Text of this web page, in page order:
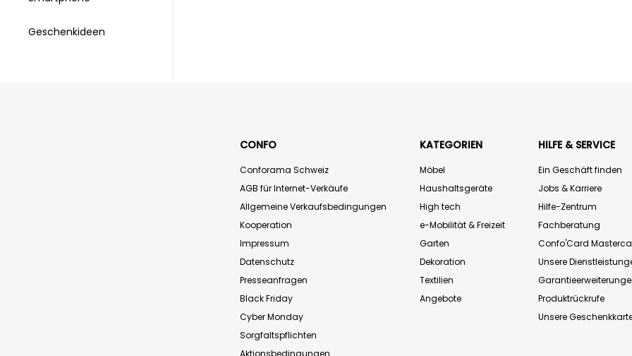
Geschenkideen
CONFO
Conforama Schweiz
AGB für Internet-Verkäufe
Allgemeine Verkaufsbedingungen
Kooperation
Impressum
Datenschutz
Presseanfragen
Black Friday
Cyber Monday
Sorgfaltspflichten
KATEGORIEN
Möbel
Haushaltsgeräte
High tech
e-Mobilität & Freizeit
Garten
Dekoration
Textilien
Angebote
HILFE & SERVICE
Ein Geschäft finden
Jobs & Karriere
Hilfe-Zentrum
Fachberatung
Confo'Card
Unsere
Produktrückrufe
Unsere